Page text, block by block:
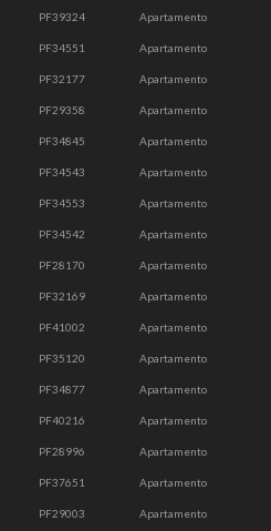
PF39324 Apartamento
PF34551 Apartamento
PF32177 Apartamento
PF29358 Apartamento
PF34845 Apartamento
PF34543 Apartamento
PF34553 Apartamento
PF34542 Apartamento
PF28170 Apartamento
PF32169 Apartamento
PF41002 Apartamento
PF35120 Apartamento
PF34877 Apartamento
PF40216 Apartamento
PF28996 Apartamento
PF37651 Apartamento
PF29003 Apartamento